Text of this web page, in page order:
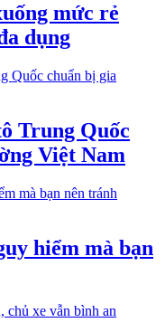
mức rẻ
dụng
Trung Quốc
Việt Nam
hiểm mà bạn